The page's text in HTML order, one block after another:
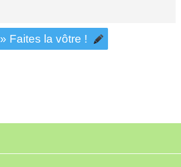
» Faites la vôtre !